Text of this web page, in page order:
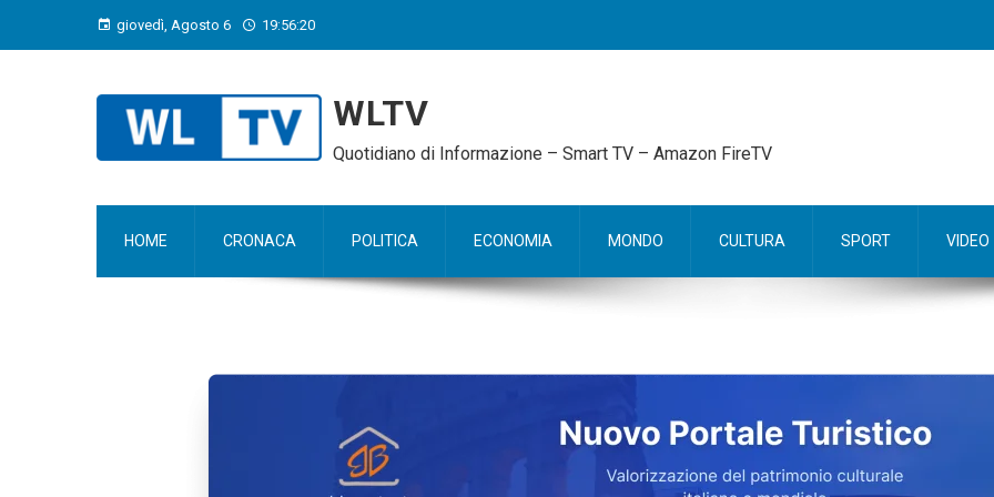
giovedì, Agosto 6 19:56:21
WLTV
Quotidiano di Informazione – Smart TV – Amazon FireTV
HOME CRONACA POLITICA ECONOMIA MONDO CULTURA SPORT VIDEO